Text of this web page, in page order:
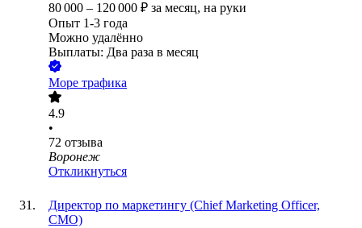
80 000 – 120 000 ₽ за месяц, на руки
Опыт 1-3 года
Можно удалённо
Выплаты: Два раза в месяц
Море трафика
4.9
•
72 отзыва
Воронеж
Откликнуться
Директор по маркетингу (Chief Marketing Officer,
CMO)